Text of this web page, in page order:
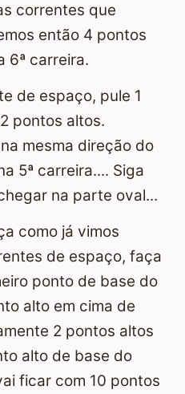
correntes que
então 4 pontos
6ª carreira.
de espaço, pule 1
pontos altos.
mesma direção do
5ª carreira.... Siga
na parte oval...
como já vimos
de espaço, faça
ponto de base do
alto em cima de
2 pontos altos
alto de base do
ficar com 10 pontos